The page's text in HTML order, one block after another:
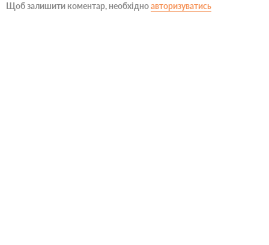
Щоб залишити коментар, необхідноавторизуватись